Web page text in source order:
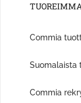
Commia
Suomalaista
Commia